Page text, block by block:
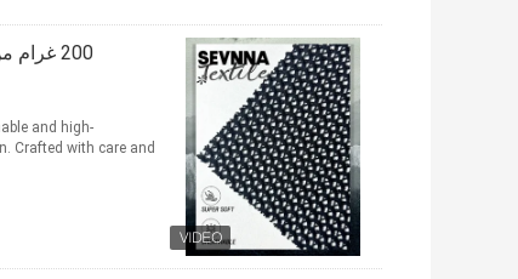
200
and high-
Crafted with care and